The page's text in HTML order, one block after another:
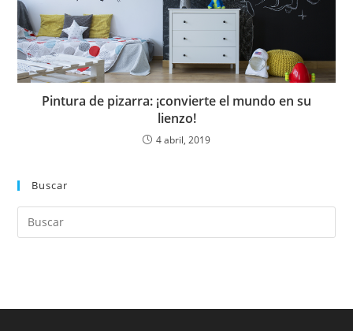
Pintura de pizarra: ¡convierte el mundo en su
lienzo!
4 abril, 2019
Buscar